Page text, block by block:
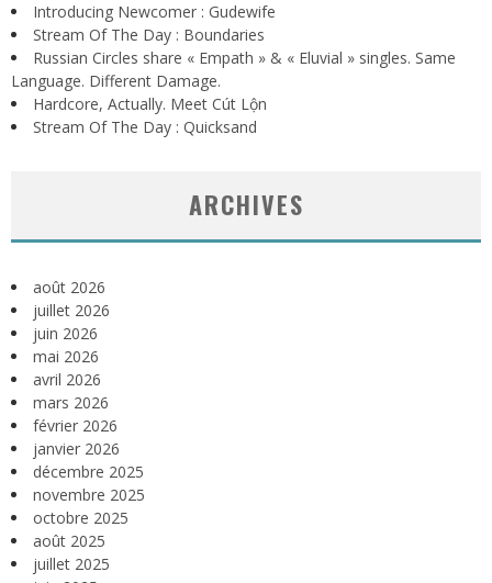
Introducing Newcomer : Gudewife
Stream Of The Day : Boundaries
Russian Circles share « Empath » & « Eluvial » singles. Same
Language. Different Damage.
Hardcore, Actually. Meet Cút Lộn
Stream Of The Day : Quicksand
ARCHIVES
août 2026
juillet 2026
juin 2026
mai 2026
avril 2026
mars 2026
février 2026
janvier 2026
décembre 2025
novembre 2025
octobre 2025
août 2025
juillet 2025